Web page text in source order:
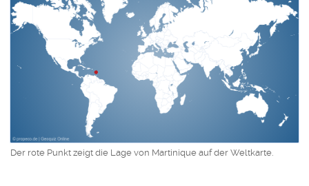
Der rote Punkt zeigt die Lage von Martinique auf der Weltkarte.